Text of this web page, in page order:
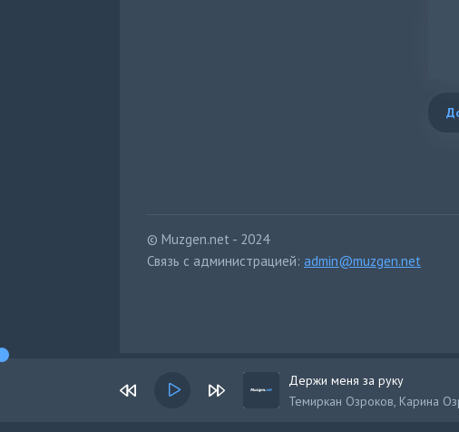
© Muzgen.net - 2024
Связь с администрацией: admin@muzgen.net
Держи меня за руку
Темиркан Озроков, Карина